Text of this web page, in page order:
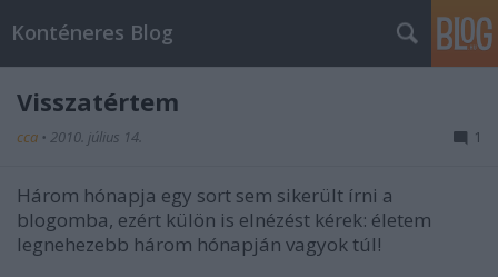
Konténeres Blog
Visszatértem
cca • 2010. július 14. 1
Három hónapja egy sort sem sikerült írni a
blogomba, ezért külön is elnézést kérek: életem
legnehezebb három hónapján vagyok túl!